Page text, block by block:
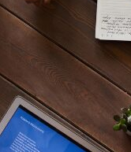
オプシ
ド、長
するこ
バイス
で届く